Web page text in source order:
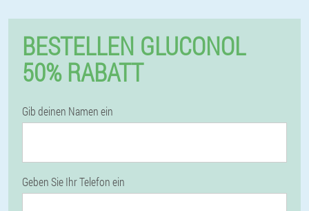
BESTELLEN GLUCONOL
50% RABATT
Gib deinen Namen ein
Geben Sie Ihr Telefon ein